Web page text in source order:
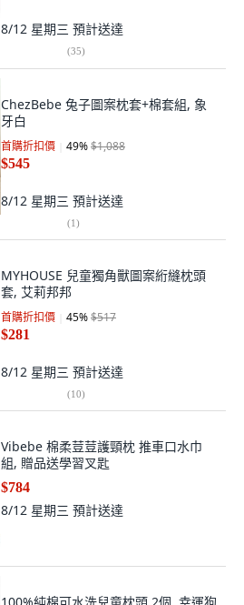
8/12 星期三 預計送達
(35)
ChezBebe 兔子圖案枕套+棉套組, 象
牙白
首購折扣價 49%$1,088
$545
8/12 星期三 預計送達
(1)
MYHOUSE 兒童獨角獸圖案絎縫枕頭
套, 艾莉邦邦
首購折扣價 45%$517
$281
8/12 星期三 預計送達
(10)
Vibebe 棉柔荳荳護頸枕 推車口水巾
組, 贈品送學習叉匙
$784
8/12 星期三 預計送達